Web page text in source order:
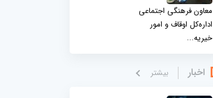
معاون فرهنگی اجتماعی
اداره‌کل اوقاف و امور
خیریه...
اخبار بيشتر